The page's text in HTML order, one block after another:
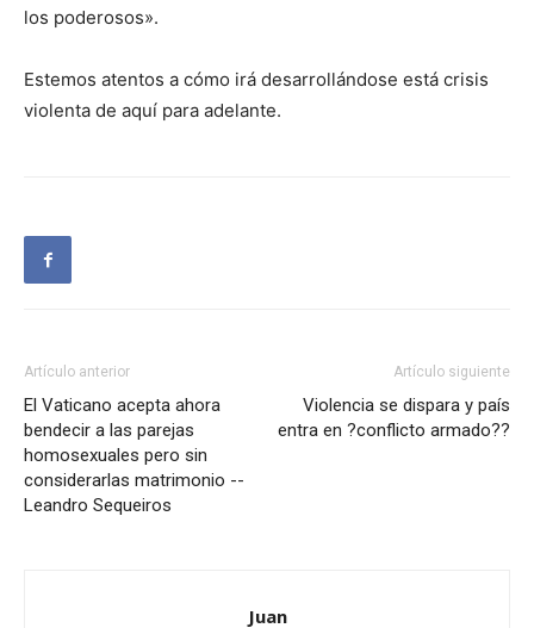
los poderosos».
Estemos atentos a cómo irá desarrollándose está crisis
violenta de aquí para adelante.
Artículo anterior
El Vaticano acepta ahora
bendecir a las parejas
homosexuales pero sin
considerarlas matrimonio --
Leandro Sequeiros
Artículo siguiente
Violencia se dispara y país
entra en ?conflicto armado??
Juan